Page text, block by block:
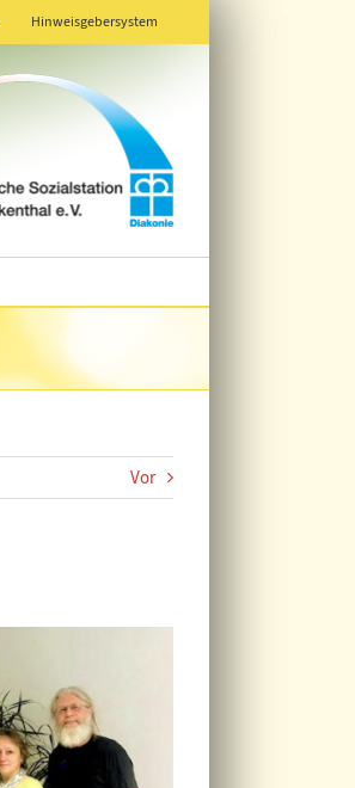
Hinweisgebersystem
Vor